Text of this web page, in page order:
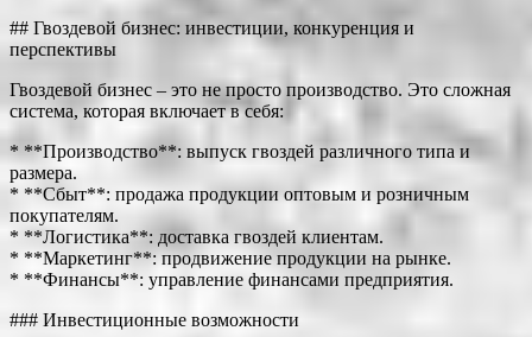
## Гвоздевой бизнес: инвестиции, конкуренция и
перспективы
Гвоздевой бизнес – это не просто производство. Это сложная
система, которая включает в себя:
* **Производство**: выпуск гвоздей различного типа и
размера.
* **Сбыт**: продажа продукции оптовым и розничным
покупателям.
* **Логистика**: доставка гвоздей клиентам.
* **Маркетинг**: продвижение продукции на рынке.
* **Финансы**: управление финансами предприятия.
### Инвестиционные возможности